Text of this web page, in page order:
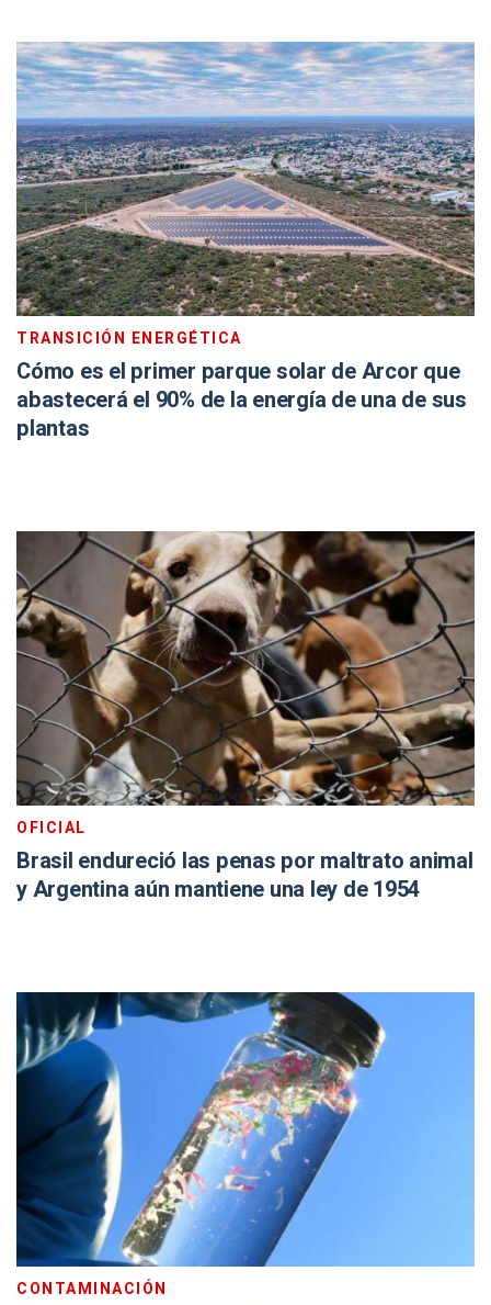
TRANSICIÓN ENERGÉTICA
Cómo es el primer parque solar de Arcor que
abastecerá el 90% de la energía de una de sus
plantas
OFICIAL
Brasil endureció las penas por maltrato animal
y Argentina aún mantiene una ley de 1954
CONTAMINACIÓN